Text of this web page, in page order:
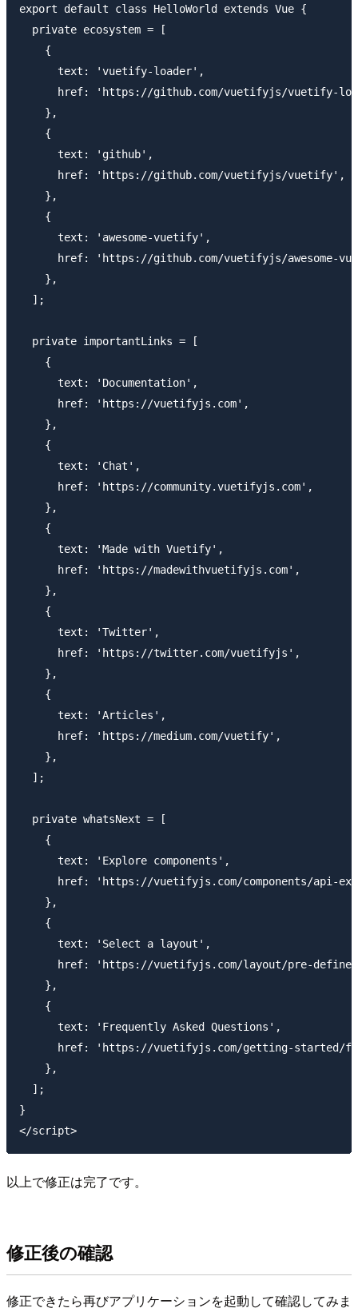
export default class HelloWorld extends Vue {
  private ecosystem = [
    {
      text: 'vuetify-loader',
href: 'https://github.com/vuetifyjs/vuetify-
    },
    {
      text: 'github',
      href: 'https://github.com/vuetifyjs/vuetify',
    },
    {
      text: 'awesome-vuetify',
href: 'https://github.com/vuetifyjs/awesome-
    },
  ];
  private importantLinks = [
    {
      text: 'Documentation',
      href: 'https://vuetifyjs.com',
    },
    {
      text: 'Chat',
      href: 'https://community.vuetifyjs.com',
    },
    {
      text: 'Made with Vuetify',
      href: 'https://madewithvuetifyjs.com',
    },
    {
      text: 'Twitter',
      href: 'https://twitter.com/vuetifyjs',
    },
    {
      text: 'Articles',
      href: 'https://medium.com/vuetify',
    },
  ];
  private whatsNext = [
    {
      text: 'Explore components',
href: 'https://vuetifyjs.com/components/api-
    },
    {
      text: 'Select a layout',
href: 'https://vuetifyjs.com/layout/pre-
    },
    {
      text: 'Frequently Asked Questions',
href: 'https://vuetifyjs.com/getting-started/
    },
  ];
}
以上で修正は完了です。
修正後の確認
修正できたら再びアプリケーションを起動して確認してみま